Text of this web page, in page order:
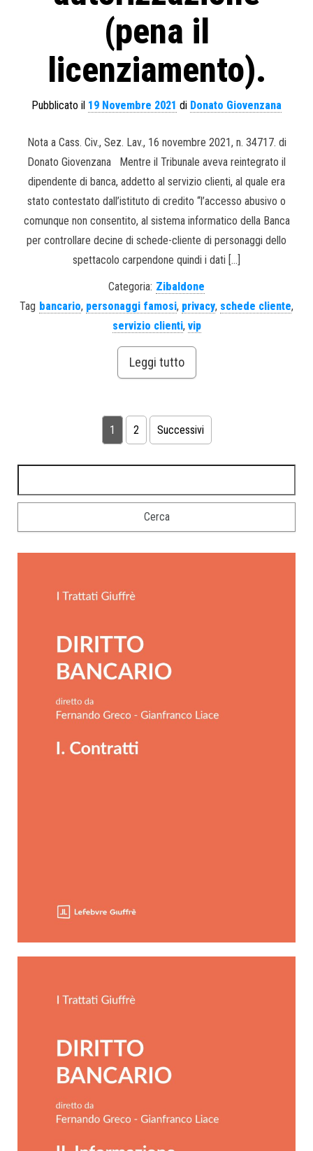
(pena il
licenziamento).
Pubblicato il 19 Novembre 2021 di Donato Giovenzana
Nota a Cass. Civ., Sez. Lav., 16 novembre 2021, n. 34717. di
Donato Giovenzana Mentre il Tribunale aveva reintegrato il
dipendente di banca, addetto al servizio clienti, al quale era
stato contestato dall’istituto di credito “l’accesso abusivo o
comunque non consentito, al sistema informatico della Banca
per controllare decine di schede-cliente di personaggi dello
spettacolo carpendone quindi i dati […]
Categoria: Zibaldone
Tag bancario, personaggi famosi, privacy, schede cliente,
servizio clienti, vip
Leggi tutto
1 2 Successivi